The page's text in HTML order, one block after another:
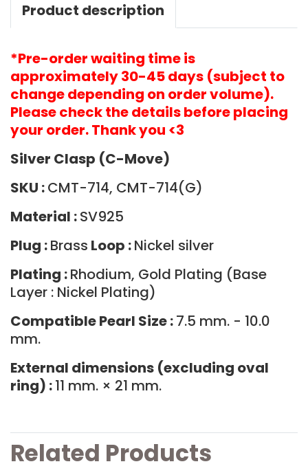
Product description
*Pre-order waiting time is
approximately 30-45 days (subject to
change depending on order volume).
Please check the details before placing
your order. Thank you <3
Silver Clasp (C-Move)
SKU :CMT-714, CMT-714(G)
Material :SV925
Plug :Brass Loop :Nickel silver
Plating :Rhodium, Gold Plating (Base
Layer : Nickel Plating)
Compatible Pearl Size :7.5 mm. - 10.0
mm.
External dimensions (excluding oval
ring) :11 mm. × 21 mm.
Related Products